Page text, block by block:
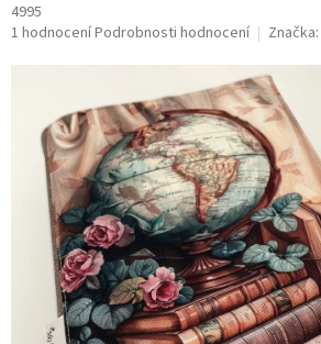
4995
Průměrné
hvězdiček.
1 hodnoceníPodrobnosti hodnocení Značka: